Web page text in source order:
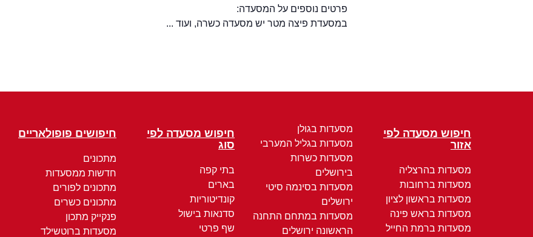
פרטים נוספים על המסעדה:
במסעדת פיצה מטר יש מסעדה כשרה, ועוד ...
חיפוש מסעדה לפי
אזור
מסעדות בהרצליה
מסעדות ברחובות
מסעדות בראשון לציון
מסעדות בראש פינה
מסעדות ברמת החייל
מסעדות בגולן
מסעדות בגליל המערבי
מסעדות כשרות
בירושלים
מסעדות בסינמה סיטי
ירושלים
מסעדות במתחם התחנה
הראשונה ירושלים
חיפוש מסעדה לפי
סוג
בתי קפה
בארים
קונדיטוריות
סדנאות בישול
שף פרטי
חיפושים פופולאריים
מתכונים
חדשות ממסעדות
מתכונים לפורים
מתכונים כשרים
פנקייק מתכון
מסעדות ברוטשילד